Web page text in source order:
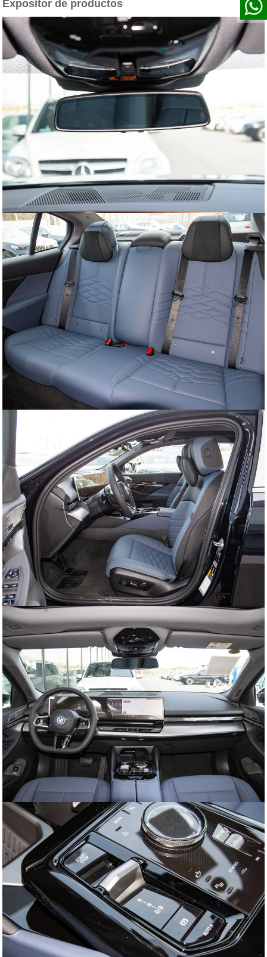
Expositor de productos